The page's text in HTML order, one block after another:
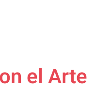
el Arte